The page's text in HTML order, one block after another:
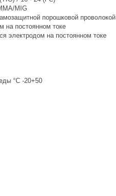
MIG
порошковой проволокой
на постоянном токе
электродом на постоянном токе
°С -20+50